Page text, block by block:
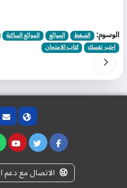
الوسوم: الضغط الموائع الموائع الساكنة
اختبر نفسك
كتاب الامتحان
الاتصال مع دعم